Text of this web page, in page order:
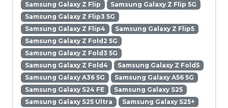
Samsung Galaxy Z Flip
Samsung Galaxy Z Flip 5G
Samsung Galaxy Z Flip3 5G
Samsung Galaxy Z Flip4
Samsung Galaxy Z Flip5
Samsung Galaxy Z Fold2 5G
Samsung Galaxy Z Fold3 5G
Samsung Galaxy Z Fold4
Samsung Galaxy Z Fold5
Samsung Galaxy A36 5G
Samsung Galaxy A56 5G
Samsung Galaxy S24 FE
Samsung Galaxy S25
Samsung Galaxy S25 Ultra
Samsung Galaxy S25+